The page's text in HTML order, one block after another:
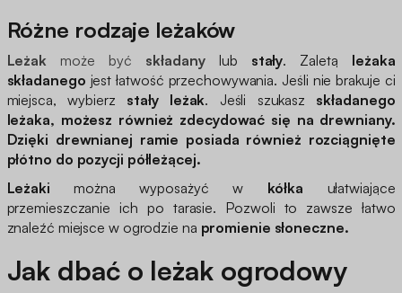
Różne rodzaje leżaków
Leżak może być składanylub stały. Zaletą leżaka
składanego jest łatwość przechowywania. Jeśli nie brakuje ci
miejsca, wybierz stały leżak. Jeśli szukasz składanego
leżaka, możesz również zdecydować się na drewniany.
Dzięki drewnianej ramie posiada również rozciągnięte
płótno do pozycji półleżącej.
Leżaki można wyposażyć w kółka ułatwiające
przemieszczanie ich po tarasie. Pozwoli to zawsze łatwo
znaleźć miejsce w ogrodzie na promienie słoneczne.
Jak dbać o leżak ogrodowy